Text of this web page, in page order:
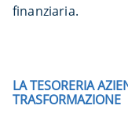
finanziaria.
LA TESORERIA
TRASFORMAZIONE